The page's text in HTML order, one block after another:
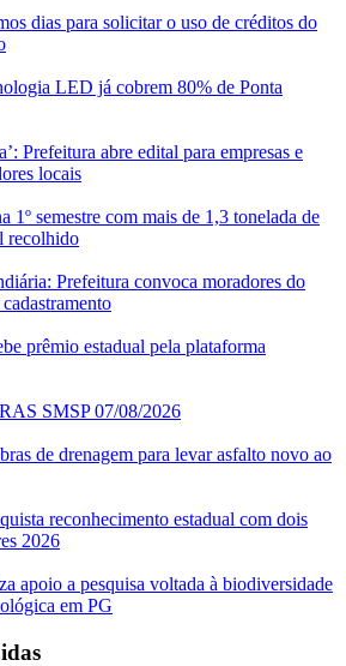
dias para solicitar o uso de créditos do
LED já cobrem 80% de Ponta
Prefeitura abre edital para empresas e
locais
1º semestre com mais de 1,3 tonelada de
recolhido
Prefeitura convoca moradores do
prêmio estadual pela plataforma
SMSP 07/08/2026
de drenagem para levar asfalto novo ao
reconhecimento estadual com dois
2026
apoio a pesquisa voltada à biodiversidade
em PG